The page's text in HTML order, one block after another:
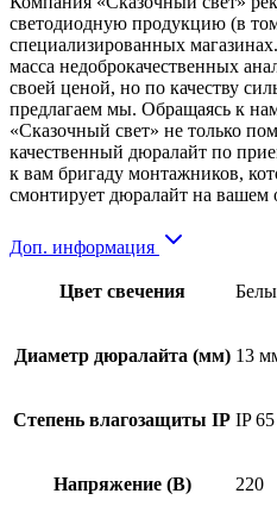
светодиодную продукцию (в
специализированных
масса недоброкачественных
своей ценой, но по качеству
предлагаем мы. Обращаясь к
«Сказочный свет» не только
качественный дюралайт по
к вам бригаду монтажников,
смонтирует дюралайт на вашем
Доп. информация
Цвет свечения
Диаметр дюралайта (мм) 13
Степень влагозащиты IP IP 65
Напряжение (В) 220